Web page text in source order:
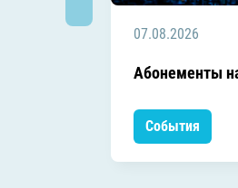
07.08.2026
Абонементы
События